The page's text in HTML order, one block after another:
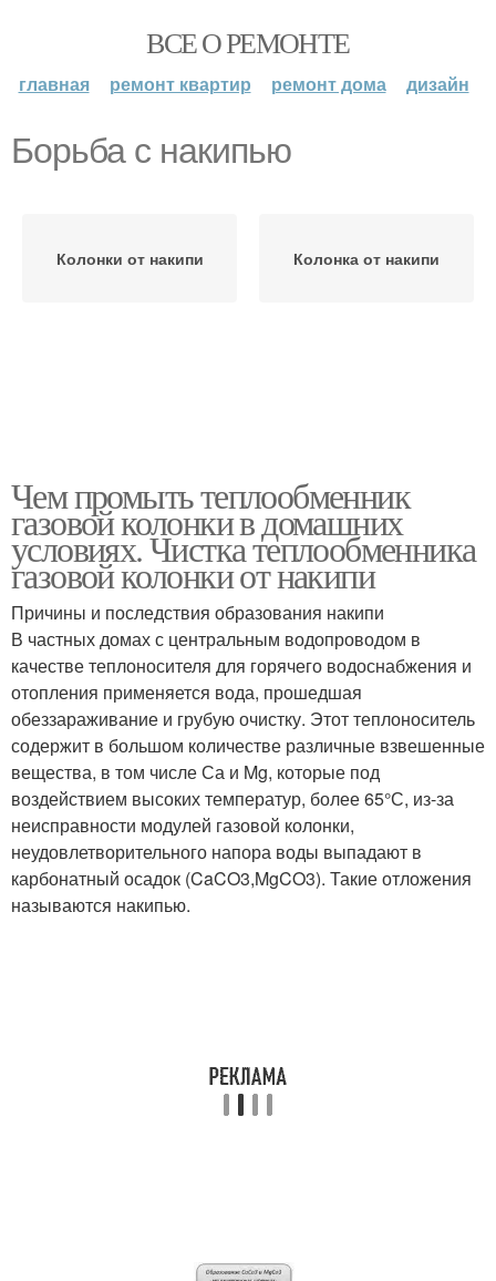
ВСЕ О РЕМОНТЕ
главная ремонт квартир ремонт дома дизайн
Борьба с накипью
Колонки от накипи Колонка от накипи
Чем промыть теплообменник
газовой колонки в домашних
условиях. Чистка теплообменника
газовой колонки от накипи
Причины и последствия образования накипи
В частных домах с центральным водопроводом в
качестве теплоносителя для горячего водоснабжения и
отопления применяется вода, прошедшая
обеззараживание и грубую очистку. Этот теплоноситель
содержит в большом количестве различные взвешенные
вещества, в том числе Са и Mg, которые под
воздействием высоких температур, более 65°С, из-за
неисправности модулей газовой колонки,
неудовлетворительного напора воды выпадают в
карбонатный осадок (CaCO3,MgCO3). Такие отложения
называются накипью.